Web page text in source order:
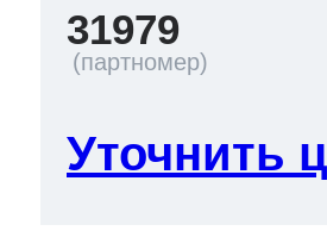
31979
Уточнить